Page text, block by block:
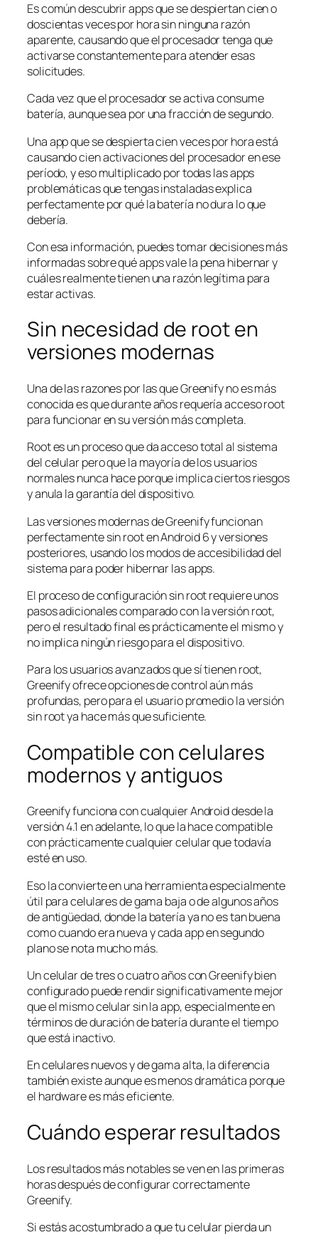
Es común descubrir apps que se despiertan cien o
doscientas veces por hora sin ninguna razón
aparente, causando que el procesador tenga que
activarse constantemente para atender esas
solicitudes.
Cada vez que el procesador se activa consume
batería, aunque sea por una fracción de segundo.
Una app que se despierta cien veces por hora está
causando cien activaciones del procesador en ese
período, y eso multiplicado por todas las apps
problemáticas que tengas instaladas explica
perfectamente por qué la batería no dura lo que
debería.
Con esa información, puedes tomar decisiones más
informadas sobre qué apps vale la pena hibernar y
cuáles realmente tienen una razón legítima para
estar activas.
Sin necesidad de root en
versiones modernas
Una de las razones por las que Greenify no es más
conocida es que durante años requería acceso root
para funcionar en su versión más completa.
Root es un proceso que da acceso total al sistema
del celular pero que la mayoría de los usuarios
normales nunca hace porque implica ciertos riesgos
y anula la garantía del dispositivo.
Las versiones modernas de Greenify funcionan
perfectamente sin root en Android 6 y versiones
posteriores, usando los modos de accesibilidad del
sistema para poder hibernar las apps.
El proceso de configuración sin root requiere unos
pasos adicionales comparado con la versión root,
pero el resultado final es prácticamente el mismo y
no implica ningún riesgo para el dispositivo.
Para los usuarios avanzados que sí tienen root,
Greenify ofrece opciones de control aún más
profundas, pero para el usuario promedio la versión
sin root ya hace más que suficiente.
Compatible con celulares
modernos y antiguos
Greenify funciona con cualquier Android desde la
versión 4.1 en adelante, lo que la hace compatible
con prácticamente cualquier celular que todavía
esté en uso.
Eso la convierte en una herramienta especialmente
útil para celulares de gama baja o de algunos años
de antigüedad, donde la batería ya no es tan buena
como cuando era nueva y cada app en segundo
plano se nota mucho más.
Un celular de tres o cuatro años con Greenify bien
configurado puede rendir significativamente mejor
que el mismo celular sin la app, especialmente en
términos de duración de batería durante el tiempo
que está inactivo.
En celulares nuevos y de gama alta, la diferencia
también existe aunque es menos dramática porque
el hardware es más eficiente.
Cuándo esperar resultados
Los resultados más notables se ven en las primeras
horas después de configurar correctamente
Greenify.
Si estás acostumbrado a que tu celular pierda un